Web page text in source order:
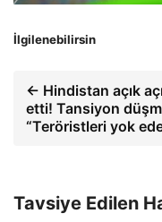
İlgilenebilirsin
← Hindistan açık
etti! Tansiyon
“Teröristleri yok
Tavsiye Edilen